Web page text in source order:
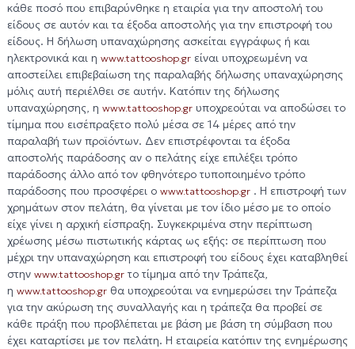
κάθε ποσό που επιβαρύνθηκε η εταιρία για την αποστολή του
είδους σε αυτόν και τα έξοδα αποστολής για την επιστροφή του
είδους. Η δήλωση υπαναχώρησης ασκείται εγγράφως ή και
ηλεκτρονικά και η www.tattooshop.grείναι υποχρεωμένη να
αποστείλει επιβεβαίωση της παραλαβής δήλωσης υπαναχώρησης
μόλις αυτή περιέλθει σε αυτήν. Κατόπιν της δήλωσης
υπαναχώρησης, η www.tattooshop.grυποχρεούται να αποδώσει το
τίμημα που εισέπραξετο πολύ μέσα σε 14 μέρες από την
παραλαβή των προϊόντων. Δεν επιστρέφονται τα έξοδα
αποστολής παράδοσης αν ο πελάτης είχε επιλέξει τρόπο
παράδοσης άλλο από τον φθηνότερο τυποποιημένο τρόπο
παράδοσης που προσφέρει ο www.tattooshop.gr. Η επιστροφή των
χρημάτων στον πελάτη, θα γίνεται με τον ίδιο μέσο με το οποίο
είχε γίνει η αρχική είσπραξη. Συγκεκριμένα στην περίπτωση
χρέωσης μέσω πιστωτικής κάρτας ως εξής: σε περίπτωση που
μέχρι την υπαναχώρηση και επιστροφή του είδους έχει καταβληθεί
στην www.tattooshop.grτο τίμημα από την Τράπεζα,
η www.tattooshop.grθα υποχρεούται να ενημερώσει την Τράπεζα
για την ακύρωση της συναλλαγής και η τράπεζα θα προβεί σε
κάθε πράξη που προβλέπεται με βάση με βάση τη σύμβαση που
έχει καταρτίσει με τον πελάτη. Η εταιρεία κατόπιν της ενημέρωσης